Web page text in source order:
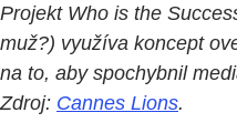
Projekt Who is the
muž?) využíva koncept
na to, aby spochybnil
Zdroj: Cannes Lions.